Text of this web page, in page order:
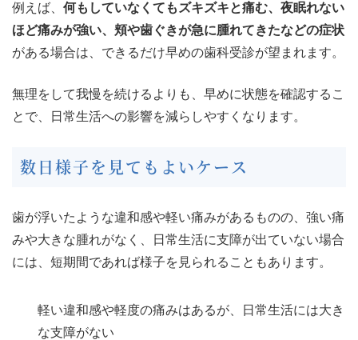
例えば、 何もしていなくてもズキズキと痛む、夜眠れない
ほど痛みが強い、頬や歯ぐきが急に腫れてきたなどの症状
がある場合は、できるだけ早めの歯科受診が望まれます。
無理をして我慢を続けるよりも、早めに状態を確認するこ
とで、日常生活への影響を減らしやすくなります。
数日様子を見てもよいケース
歯が浮いたような違和感や軽い痛みがあるものの、強い痛
みや大きな腫れがなく、日常生活に支障が出ていない場合
には、短期間であれば様子を見られることもあります。
軽い違和感や軽度の痛みはあるが、日常生活には大き
な支障がない